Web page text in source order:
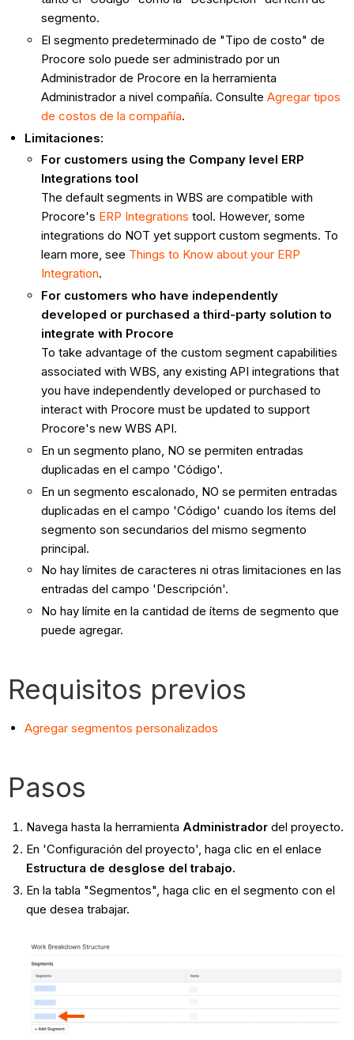
segmento.
El segmento predeterminado de "Tipo de costo" de
Procore solo puede ser administrado por un
Administrador de Procore en la herramienta
Administrador a nivel compañía. ConsulteAgregar tipos
de costos de la compañía.
Limitaciones:
For customers using the Company level ERP
Integrations tool
The default segments in WBS are compatible with
Procore's ERP Integrations tool. However, some
integrations do NOT yet support custom segments. To
learn more, see Things to Know about your ERP
Integration.
For customers who have independently
developed or purchased a third-party solution to
integrate with Procore
To take advantage of the custom segment capabilities
associated with WBS, any existing API integrations that
you have independently developed or purchased to
interact with Procore must be updated to support
Procore's new WBS API.
En un segmento plano, NO se permiten entradas
duplicadas en el campo 'Código'.
En un segmento escalonado, NO se permiten entradas
duplicadas en el campo 'Código' cuando los ítems del
segmento son secundarios del mismo segmento
principal.
No hay límites de caracteres ni otras limitaciones en las
entradas del campo 'Descripción'.
No hay límite en la cantidad de ítems de segmento que
puede agregar.
Requisitos previos
Agregar segmentos personalizados
Pasos
Navega hasta la herramienta Administradordel proyecto.
En 'Configuración del proyecto', haga clic en el enlace
Estructura de desglose del trabajo.
En la tabla "Segmentos", haga clic en el segmento con el
que desea trabajar.